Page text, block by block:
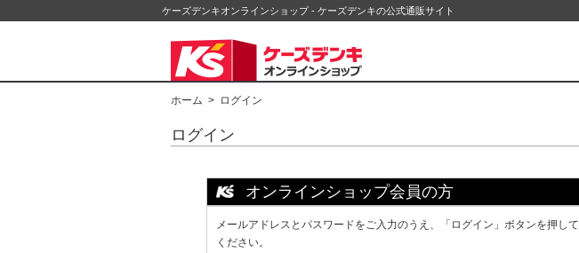
ケーズデンキオンラインショップ - ケーズデンキの公式通販サイト
ホーム > ログイン
ログイン
オンラインショップ会員の方
メールアドレスとパスワードをご入力のうえ、「ログイン」ボタンを押して
ください。